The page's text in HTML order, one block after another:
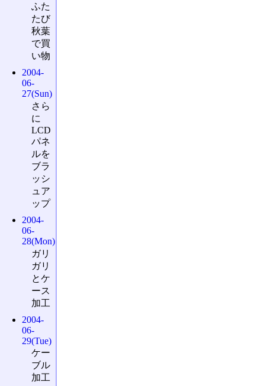
ふた
たび
秋葉
で買
い物
2004-
06-
27(Sun)
さら
に
LCD
パネ
ルを
ブラ
ッシ
ュア
ップ
2004-
06-
28(Mon)
ガリ
ガリ
とケ
ース
加工
2004-
06-
29(Tue)
ケー
ブル
加工